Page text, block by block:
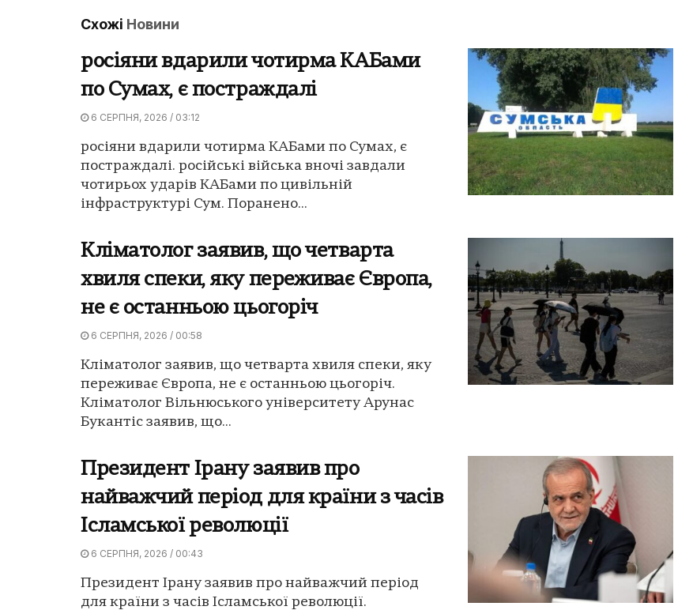
Схожі Новини
росіяни вдарили чотирма КАБами
по Сумах, є постраждалі
6 СЕРПНЯ, 2026 / 03:12
росіяни вдарили чотирма КАБами по Сумах, є
постраждалі. російські війська вночі завдали
чотирьох ударів КАБами по цивільній
інфраструктурі Сум. Поранено...
Кліматолог заявив, що четварта
хвиля спеки, яку переживає Європа,
не є останньою цьогоріч
6 СЕРПНЯ, 2026 / 00:58
Кліматолог заявив, що четварта хвиля спеки, яку
переживає Європа, не є останньою цьогоріч.
Кліматолог Вільнюського університету Арунас
Букантіс заявив, що...
Президент Ірану заявив про
найважчий період для країни з часів
Ісламської революції
6 СЕРПНЯ, 2026 / 00:43
Президент Ірану заявив про найважчий період
для країни з часів Ісламської революції.